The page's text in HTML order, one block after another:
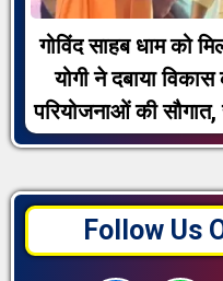
गोविंद साहब धाम को
योगी ने दबाया
परियोजनाओं की
Follow Us